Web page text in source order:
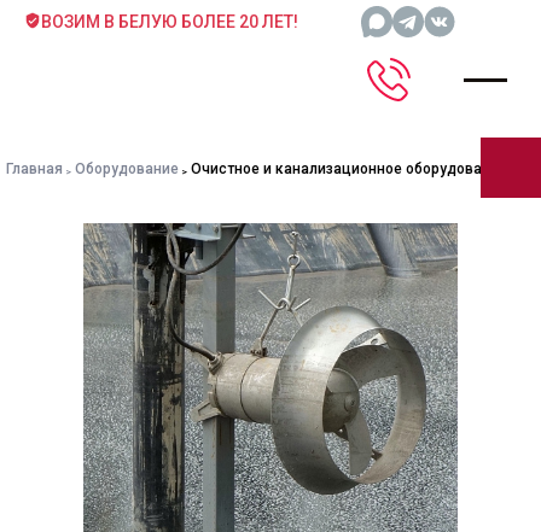
ВОЗИМ В БЕЛУЮ БОЛЕЕ 20 ЛЕТ!
Главная Оборудование Очистное и канализационное оборудование